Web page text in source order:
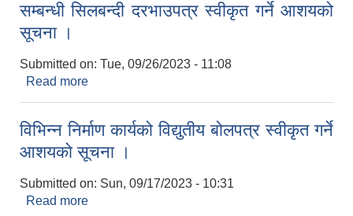
सम्बन्धी सिलबन्दी दरभाउपत्र स्वीकृत गर्ने आशयको
सूचना ।
Submitted on: Tue, 09/26/2023 - 11:08
Read more
विभिन्न निर्माण कार्यको विद्युतीय बोलपत्र स्वीकृत गर्ने
आशयको सूचना ।
Submitted on: Sun, 09/17/2023 - 10:31
Read more